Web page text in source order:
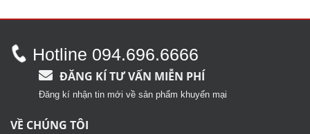
5 sao
2.895
Hotline 094.696.6666
ĐĂNG KÍ TƯ VẤN MIỄN PHÍ
Đăng kí nhận tin mới về sản phẩm khuyến mại
VỀ CHÚNG TÔI